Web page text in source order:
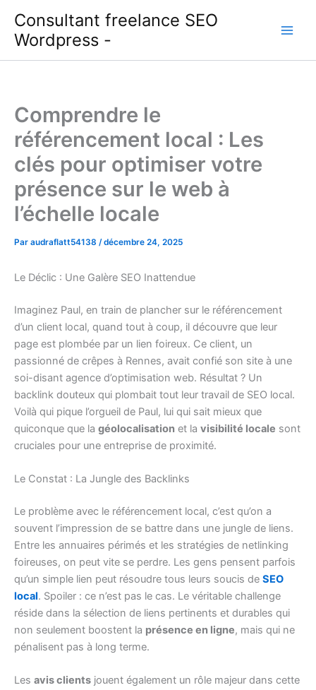
contenu
Consultant freelance SEO
Wordpress -
Comprendre le
référencement local : Les
clés pour optimiser votre
présence sur le web à
l’échelle locale
Par audraflatt54138 /décembre 24, 2025
Le Déclic : Une Galère SEO Inattendue
Imaginez Paul, en train de plancher sur le référencement
d’un client local, quand tout à coup, il découvre que leur
page est plombée par un lien foireux. Ce client, un
passionné de crêpes à Rennes, avait confié son site à une
soi-disant agence d’optimisation web. Résultat ? Un
backlink douteux qui plombait tout leur travail de SEO local.
Voilà qui pique l’orgueil de Paul, lui qui sait mieux que
quiconque que la géolocalisation et la visibilité locale sont
cruciales pour une entreprise de proximité.
Le Constat : La Jungle des Backlinks
Le problème avec le référencement local, c’est qu’on a
souvent l’impression de se battre dans une jungle de liens.
Entre les annuaires périmés et les stratégies de netlinking
foireuses, on peut vite se perdre. Les gens pensent parfois
qu’un simple lien peut résoudre tous leurs soucis de SEO
local. Spoiler : ce n’est pas le cas. Le véritable challenge
réside dans la sélection de liens pertinents et durables qui
non seulement boostent la présence en ligne, mais qui ne
pénalisent pas à long terme.
Les avis clients jouent également un rôle majeur dans cette